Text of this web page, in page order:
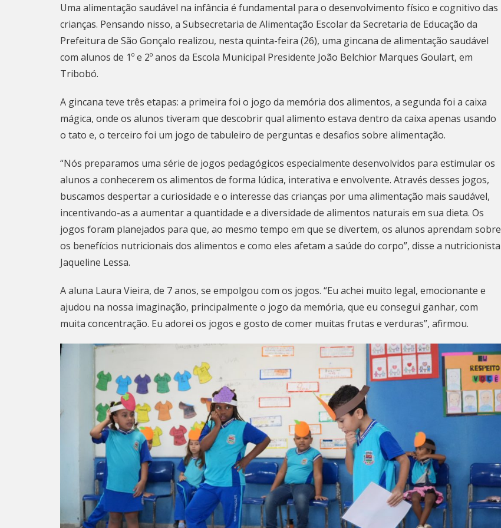
Uma alimentação saudável na infância é fundamental para o desenvolvimento físico e cognitivo das
crianças. Pensando nisso, a Subsecretaria de Alimentação Escolar da Secretaria de Educação da
Prefeitura de São Gonçalo realizou, nesta quinta-feira (26), uma gincana de alimentação saudável
com alunos de 1º e 2º anos da Escola Municipal Presidente João Belchior Marques Goulart, em
Tribobó.
A gincana teve três etapas: a primeira foi o jogo da memória dos alimentos, a segunda foi a caixa
mágica, onde os alunos tiveram que descobrir qual alimento estava dentro da caixa apenas usando
o tato e, o terceiro foi um jogo de tabuleiro de perguntas e desafios sobre alimentação.
“Nós preparamos uma série de jogos pedagógicos especialmente desenvolvidos para estimular os
alunos a conhecerem os alimentos de forma lúdica, interativa e envolvente. Através desses jogos,
buscamos despertar a curiosidade e o interesse das crianças por uma alimentação mais saudável,
incentivando-as a aumentar a quantidade e a diversidade de alimentos naturais em sua dieta. Os
jogos foram planejados para que, ao mesmo tempo em que se divertem, os alunos aprendam sobre
os benefícios nutricionais dos alimentos e como eles afetam a saúde do corpo”, disse a nutricionista
Jaqueline Lessa.
A aluna Laura Vieira, de 7 anos, se empolgou com os jogos. “Eu achei muito legal, emocionante e
ajudou na nossa imaginação, principalmente o jogo da memória, que eu consegui ganhar, com
muita concentração. Eu adorei os jogos e gosto de comer muitas frutas e verduras”, afirmou.